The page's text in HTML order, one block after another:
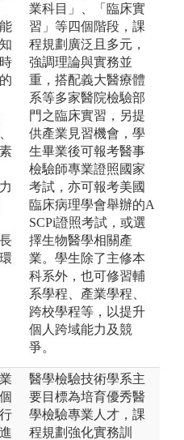
業科目」、「臨床實
習」等四個階段，課
程規劃廣泛且多元，
強調理論與實務並
重，搭配義大醫療體
系等多家醫院檢驗部
門之臨床實習，另提
供產業見習機會，學
生畢業後可報考醫事
檢驗師專業證照國家
考試，亦可報考美國
臨床病理學會舉辦的A
SCPi證照考試，或選
擇生物醫學相關產
業。學生除了主修本
科系外，也可修習輔
系學程、產業學程、
跨校學程等，以提升
個人跨域能力及競
爭。
醫學檢驗技術學系主
要目標為培育優秀醫
學檢驗專業人才，課
程規劃強化實務訓